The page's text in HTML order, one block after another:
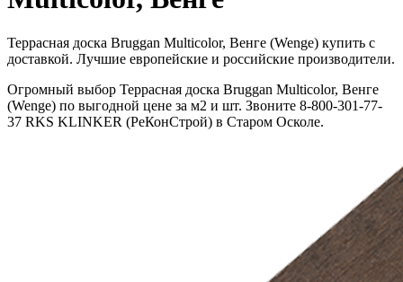
Террасная доска Bruggan Multicolor, Венге (Wenge) купить с
доставкой. Лучшие европейские и российские производители.
Огромный выбор Террасная доска Bruggan Multicolor, Венге
(Wenge) по выгодной цене за м2 и шт. Звоните 8-800-301-77-
37 RKS KLINKER (РеКонСтрой) в Старом Осколе.